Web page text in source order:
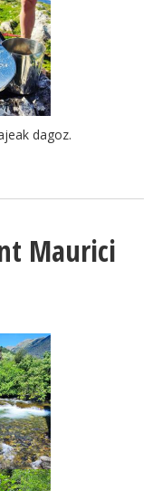
dagoz.
Maurici